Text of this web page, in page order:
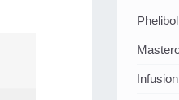
Phelibol